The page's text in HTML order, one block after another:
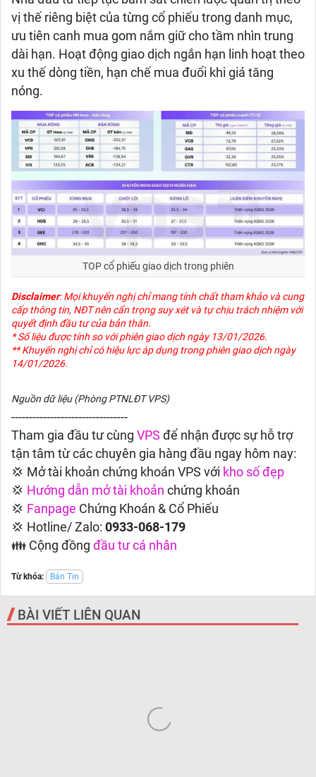
vị thế riêng biệt của từng cổ phiếu trong danh mục,
ưu tiên canh mua gom nắm giữ cho tầm nhìn trung
dài hạn. Hoạt động giao dịch ngắn hạn linh hoạt theo
xu thế dòng tiền, hạn chế mua đuổi khi giá tăng
nóng.
TOP cổ phiếu giao dịch trong phiên
Disclaimer: Mọi khuyến nghị chỉ mang tính chất tham khảo và cung
cấp thông tin, NĐT nên cẩn trọng suy xét và tự chịu trách nhiệm với
quyết định đầu tư của bản thân.
* Số liệu được tính so với phiên giao dịch ngày 13/01/2026.
** Khuyến nghị chỉ có hiệu lực áp dụng trong phiên giao dịch ngày
14/01/2026.
Nguồn dữ liệu (Phòng PTNLĐT VPS)
---------------------------------
Tham gia đầu tư cùng VPS để nhận được sự hỗ trợ
tận tâm từ các chuyên gia hàng đầu ngay hôm nay:
💢 Mở tài khoản chứng khoán VPS với kho số đẹp
💢 Hướng dẫn mở tài khoản chứng khoán
💢 Fanpage Chứng Khoán & Cổ Phiếu
💢 Hotline/ Zalo: 0933-068-179
👪 Cộng đồng đầu tư cá nhân
Từ khóa: Bản Tin
BÀI VIẾT LIÊN QUAN